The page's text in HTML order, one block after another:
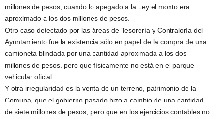
millones de pesos, cuando lo apegado a la Ley el monto era
aproximado a los dos millones de pesos.
Otro caso detectado por las áreas de Tesorería y Contraloría del
Ayuntamiento fue la existencia sólo en papel de la compra de una
camioneta blindada por una cantidad aproximada a los dos
millones de pesos, pero que físicamente no está en el parque
vehicular oficial.
Y otra irregularidad es la venta de un terreno, patrimonio de la
Comuna, que el gobierno pasado hizo a cambio de una cantidad
de siete millones de pesos, pero que en los ejercicios contables no